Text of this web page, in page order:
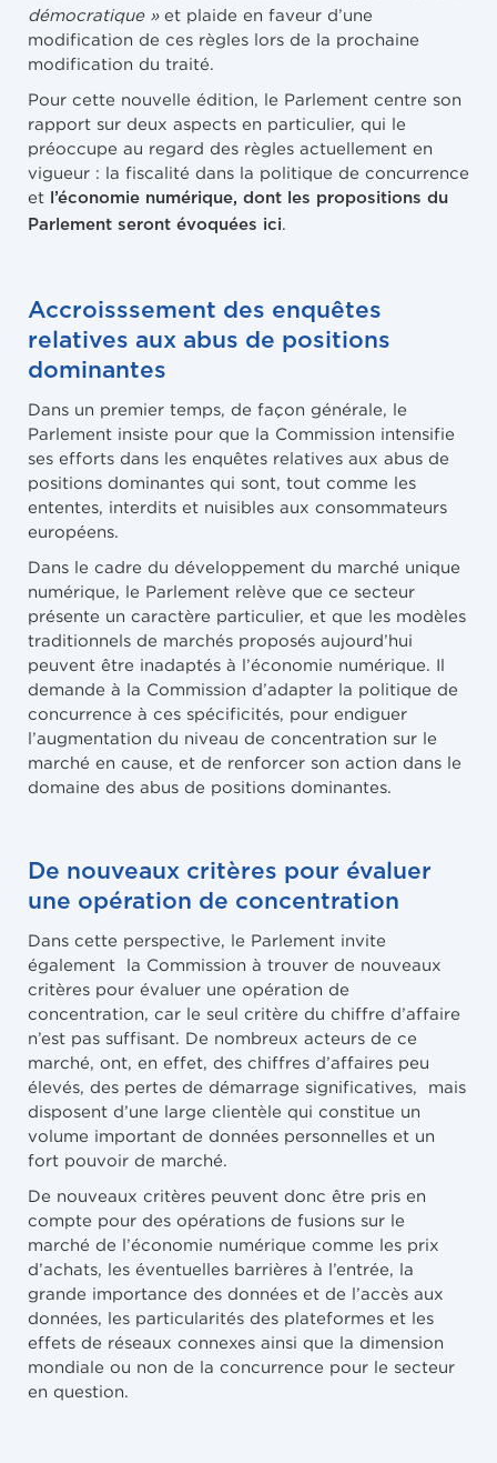
démocratique »et plaide en faveur d’une
modification de ces règles lors de la prochaine
modification du traité.
Pour cette nouvelle édition, le Parlement centre son
rapport sur deux aspects en particulier, qui le
préoccupe au regard des règles actuellement en
vigueur : la fiscalité dans la politique de concurrence
et l’économie numérique, dont les propositions du
Parlement seront évoquées ici
Accroisssement des enquêtes
relatives aux abus de positions
dominantes
Dans un premier temps, de façon générale, le
Parlement insiste pour que la Commission intensifie
ses efforts dans les enquêtes relatives aux abus de
positions dominantes qui sont, tout comme les
ententes, interdits et nuisibles aux consommateurs
européens.
Dans le cadre du développement du marché unique
numérique, le Parlement relève que ce secteur
présente un caractère particulier, et que les modèles
traditionnels de marchés proposés aujourd’hui
peuvent être inadaptés à l’économie numérique. Il
demande à la Commission d’adapter la politique de
concurrence à ces spécificités, pour endiguer
l’augmentation du niveau de concentration sur le
marché en cause, et de renforcer son action dans le
domaine des abus de positions dominantes.
De nouveaux critères pour évaluer
une opération de concentration
Dans cette perspective, le Parlement invite
également la Commission à trouver de nouveaux
critères pour évaluer une opération de
concentration, car le seul critère du chiffre d’affaire
n’est pas suffisant. De nombreux acteurs de ce
marché, ont, en effet, des chiffres d’affaires peu
élevés, des pertes de démarrage significatives, mais
disposent d’une large clientèle qui constitue un
volume important de données personnelles et un
fort pouvoir de marché.
De nouveaux critères peuvent donc être pris en
compte pour des opérations de fusions sur le
marché de l’économie numérique comme les prix
d’achats, les éventuelles barrières à l’entrée, la
grande importance des données et de l’accès aux
données, les particularités des plateformes et les
effets de réseaux connexes ainsi que la dimension
mondiale ou non de la concurrence pour le secteur
en question.